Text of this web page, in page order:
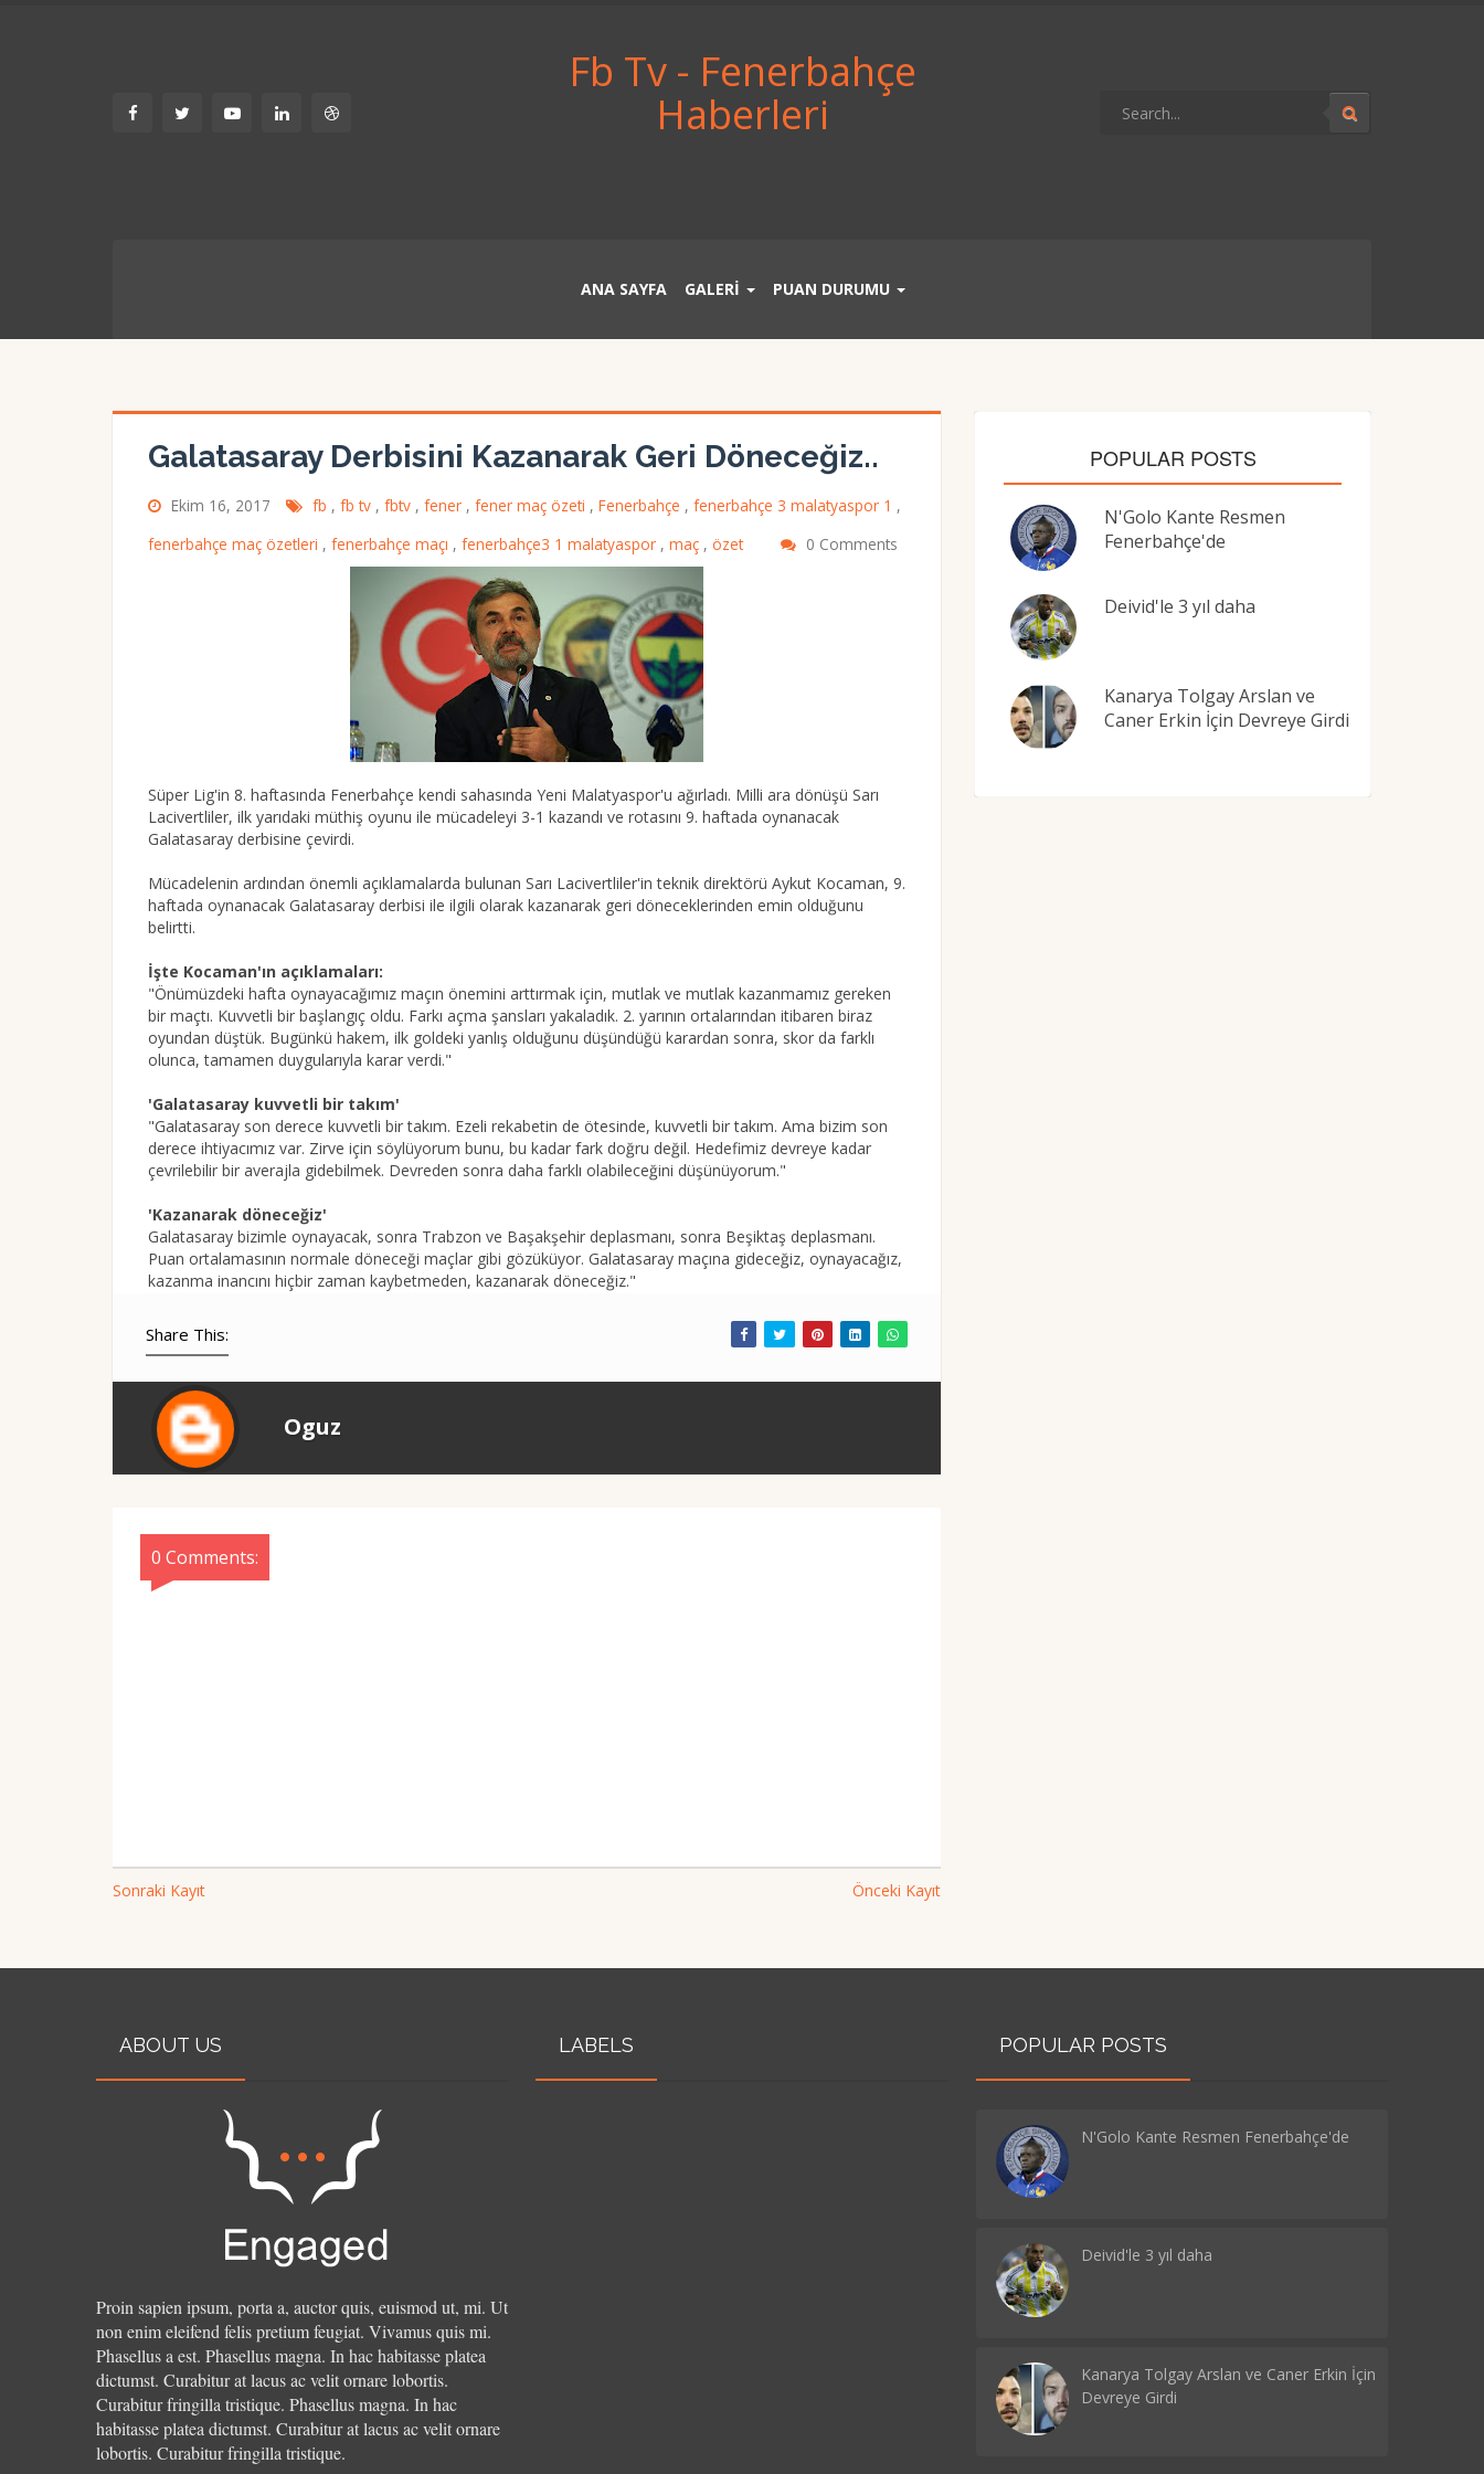
Fb Tv - Fenerbahçe
Haberleri
ANA SAYFA GALERİ PUAN DURUMU
Galatasaray Derbisini Kazanarak Geri Döneceğiz..
Ekim 16, 2017 fb , fb tv , fbtv , fener , fener maç özeti , Fenerbahçe , fenerbahçe 3 malatyaspor 1 ,
fenerbahçe maç özetleri , fenerbahçe maçı , fenerbahçe3 1 malatyaspor , maç , özet 0 Comments
Süper Lig'in 8. haftasında Fenerbahçe kendi sahasında Yeni Malatyaspor'u ağırladı. Milli ara dönüşü Sarı
Lacivertliler, ilk yarıdaki müthiş oyunu ile mücadeleyi 3-1 kazandı ve rotasını 9. haftada oynanacak
Galatasaray derbisine çevirdi.
Mücadelenin ardından önemli açıklamalarda bulunan Sarı Lacivertliler'in teknik direktörü Aykut Kocaman, 9.
haftada oynanacak Galatasaray derbisi ile ilgili olarak kazanarak geri döneceklerinden emin olduğunu
belirtti.
İşte Kocaman'ın açıklamaları:
"Önümüzdeki hafta oynayacağımız maçın önemini arttırmak için, mutlak ve mutlak kazanmamız gereken
bir maçtı. Kuvvetli bir başlangıç oldu. Farkı açma şansları yakaladık. 2. yarının ortalarından itibaren biraz
oyundan düştük. Bugünkü hakem, ilk goldeki yanlış olduğunu düşündüğü karardan sonra, skor da farklı
olunca, tamamen duygularıyla karar verdi."
'Galatasaray kuvvetli bir takım'
"Galatasaray son derece kuvvetli bir takım. Ezeli rekabetin de ötesinde, kuvvetli bir takım. Ama bizim son
derece ihtiyacımız var. Zirve için söylüyorum bunu, bu kadar fark doğru değil. Hedefimiz devreye kadar
çevrilebilir bir averajla gidebilmek. Devreden sonra daha farklı olabileceğini düşünüyorum."
'Kazanarak döneceğiz'
Galatasaray bizimle oynayacak, sonra Trabzon ve Başakşehir deplasmanı, sonra Beşiktaş deplasmanı.
Puan ortalamasının normale döneceği maçlar gibi gözüküyor. Galatasaray maçına gideceğiz, oynayacağız,
kazanma inancını hiçbir zaman kaybetmeden, kazanarak döneceğiz."
Share This:
Oguz
0 Comments:
Sonraki Kayıt Önceki Kayıt
POPULAR POSTS
N'Golo Kante Resmen
Fenerbahçe'de
Deivid'le 3 yıl daha
Kanarya Tolgay Arslan ve
Caner Erkin İçin Devreye Girdi
ABOUT US
Proin sapien ipsum, porta a, auctor quis, euismod ut, mi. Ut
non enim eleifend felis pretium feugiat. Vivamus quis mi.
Phasellus a est. Phasellus magna. In hac habitasse platea
dictumst. Curabitur at lacus ac velit ornare lobortis.
Curabitur fringilla tristique. Phasellus magna. In hac
habitasse platea dictumst. Curabitur at lacus ac velit ornare
lobortis. Curabitur fringilla tristique.
LABELS POPULAR POSTS
N'Golo Kante Resmen Fenerbahçe'de
Deivid'le 3 yıl daha
Kanarya Tolgay Arslan ve Caner Erkin İçin
Devreye Girdi